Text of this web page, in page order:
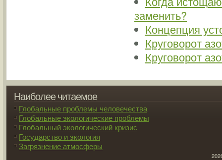
заменить?
Концепция
Круговорот
Круговорот
Наиболее читаемое
Глобальные проблемы человечества
Глобальные экологические проблемы
Глобальный экологический кризис
Государство и экология
Загрязнение атмосферы